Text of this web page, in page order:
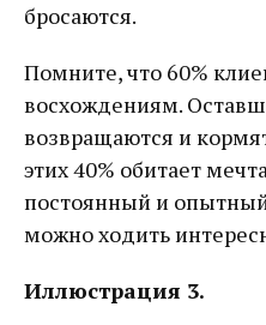
бросаются.
Помните, что 60%
восхождениям.
возвращаются и
этих 40% обитает
постоянный и
можно ходить
Иллюстрация 3.